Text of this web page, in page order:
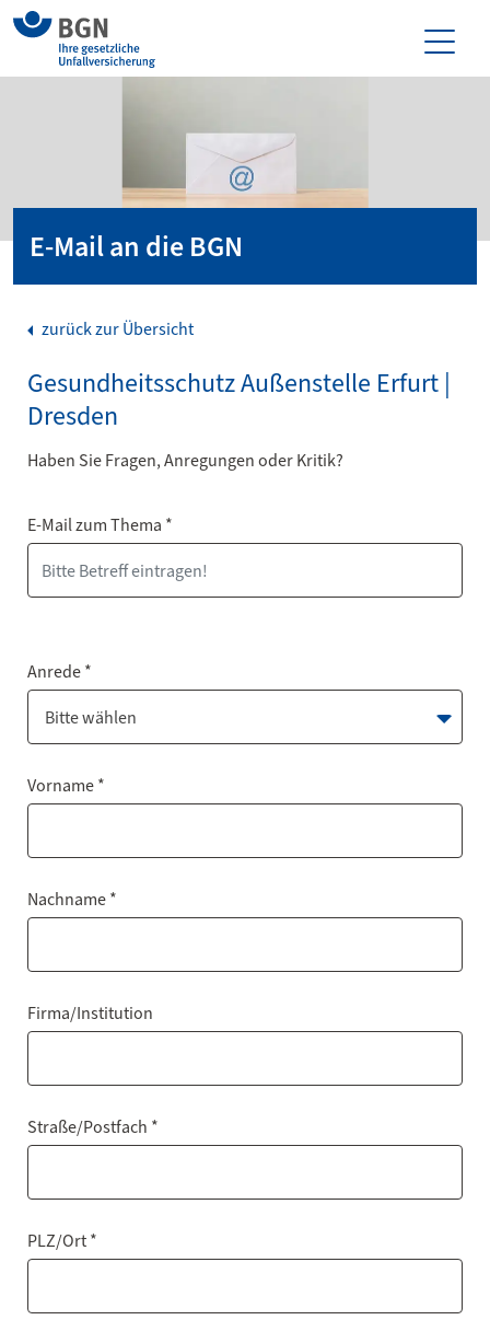
E-Mail an die BGN
zurück zur Übersicht
Gesundheitsschutz Außenstelle Erfurt |
Dresden
Haben Sie Fragen, Anregungen oder Kritik?
E-Mail zum Thema *
Anrede *
Bitte wählen
Vorname *
Nachname *
Firma/Institution
Straße/Postfach *
PLZ/Ort *